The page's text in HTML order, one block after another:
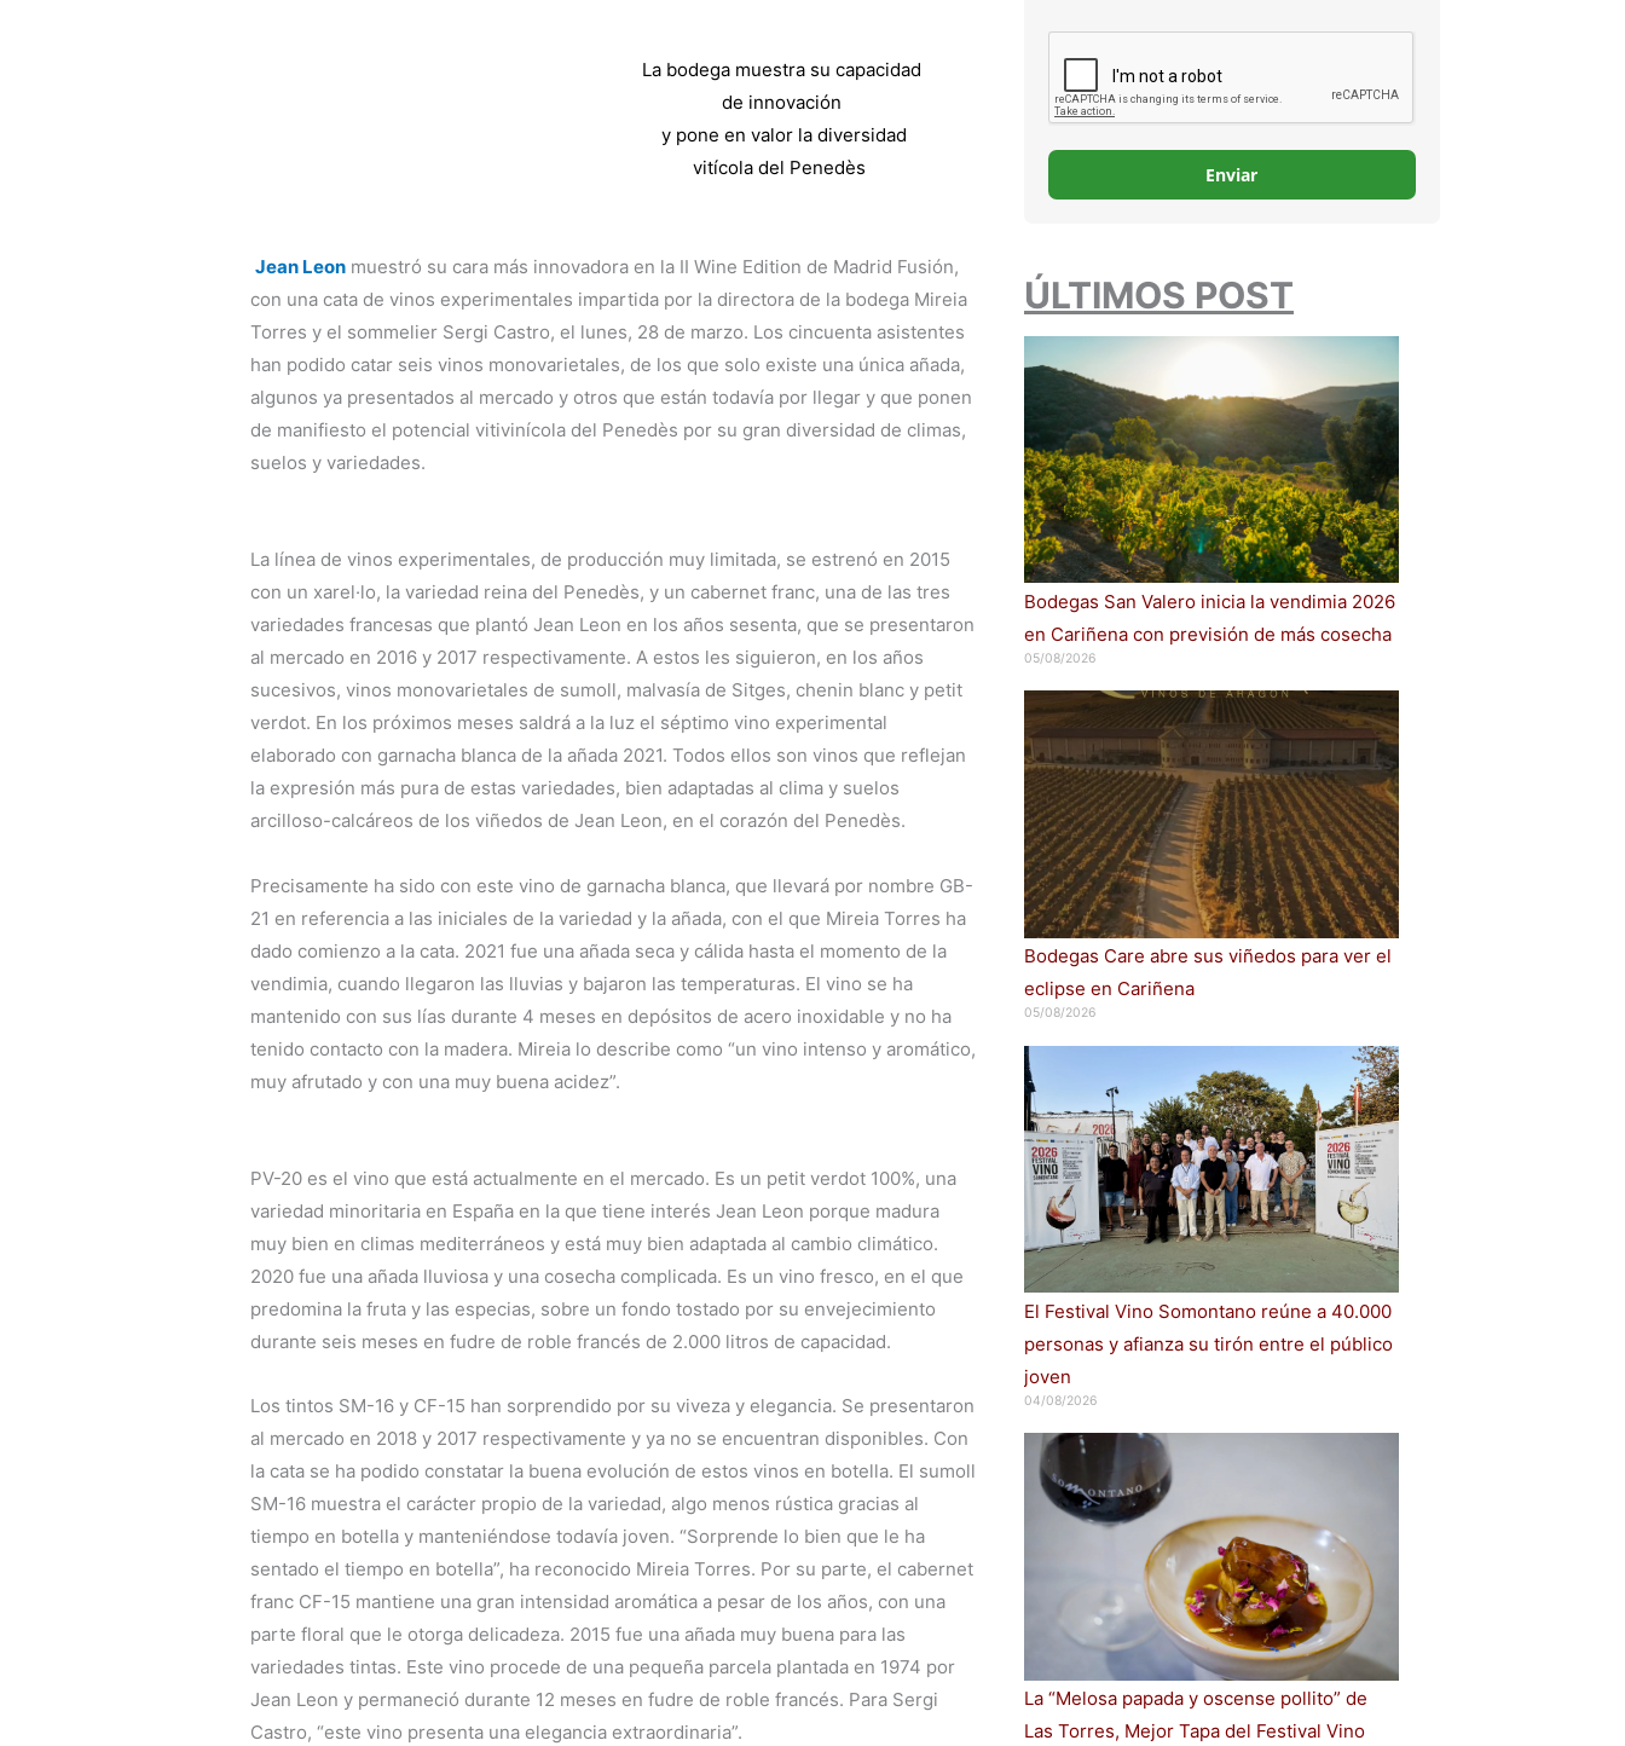
La bodega muestra su capacidad
de innovación
y pone en valor la diversidad
vitícola del Penedès
Jean Leon muestró su cara más innovadora en la II Wine Edition de Madrid Fusión,
con una cata de vinos experimentales impartida por la directora de la bodega Mireia
Torres y el sommelier Sergi Castro, el lunes, 28 de marzo. Los cincuenta asistentes
han podido catar seis vinos monovarietales, de los que solo existe una única añada,
algunos ya presentados al mercado y otros que están todavía por llegar y que ponen
de manifiesto el potencial vitivinícola del Penedès por su gran diversidad de climas,
suelos y variedades.
La línea de vinos experimentales, de producción muy limitada, se estrenó en 2015
con un xarel·lo, la variedad reina del Penedès, y un cabernet franc, una de las tres
variedades francesas que plantó Jean Leon en los años sesenta, que se presentaron
al mercado en 2016 y 2017 respectivamente. A estos les siguieron, en los años
sucesivos, vinos monovarietales de sumoll, malvasía de Sitges, chenin blanc y petit
verdot. En los próximos meses saldrá a la luz el séptimo vino experimental
elaborado con garnacha blanca de la añada 2021. Todos ellos son vinos que reflejan
la expresión más pura de estas variedades, bien adaptadas al clima y suelos
arcilloso-calcáreos de los viñedos de Jean Leon, en el corazón del Penedès.
Precisamente ha sido con este vino de garnacha blanca, que llevará por nombre GB-
21 en referencia a las iniciales de la variedad y la añada, con el que Mireia Torres ha
dado comienzo a la cata. 2021 fue una añada seca y cálida hasta el momento de la
vendimia, cuando llegaron las lluvias y bajaron las temperaturas. El vino se ha
mantenido con sus lías durante 4 meses en depósitos de acero inoxidable y no ha
tenido contacto con la madera. Mireia lo describe como “un vino intenso y aromático,
muy afrutado y con una muy buena acidez”.
PV-20 es el vino que está actualmente en el mercado. Es un petit verdot 100%, una
variedad minoritaria en España en la que tiene interés Jean Leon porque madura
muy bien en climas mediterráneos y está muy bien adaptada al cambio climático.
2020 fue una añada lluviosa y una cosecha complicada. Es un vino fresco, en el que
predomina la fruta y las especias, sobre un fondo tostado por su envejecimiento
durante seis meses en fudre de roble francés de 2.000 litros de capacidad.
Los tintos SM-16 y CF-15 han sorprendido por su viveza y elegancia. Se presentaron
al mercado en 2018 y 2017 respectivamente y ya no se encuentran disponibles. Con
la cata se ha podido constatar la buena evolución de estos vinos en botella. El sumoll
SM-16 muestra el carácter propio de la variedad, algo menos rústica gracias al
tiempo en botella y manteniéndose todavía joven. “Sorprende lo bien que le ha
sentado el tiempo en botella”, ha reconocido Mireia Torres. Por su parte, el cabernet
franc CF-15 mantiene una gran intensidad aromática a pesar de los años, con una
parte floral que le otorga delicadeza. 2015 fue una añada muy buena para las
variedades tintas. Este vino procede de una pequeña parcela plantada en 1974 por
Jean Leon y permaneció durante 12 meses en fudre de roble francés. Para Sergi
Castro, “este vino presenta una elegancia extraordinaria”.
Enviar
ÚLTIMOS POST
Bodegas San Valero inicia la vendimia 2026
en Cariñena con previsión de más cosecha
05/08/2026
Bodegas Care abre sus viñedos para ver el
eclipse en Cariñena
05/08/2026
El Festival Vino Somontano reúne a 40.000
personas y afianza su tirón entre el público
joven
04/08/2026
La “Melosa papada y oscense pollito” de
Las Torres, Mejor Tapa del Festival Vino